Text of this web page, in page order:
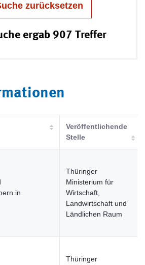
zurücksetzen
ergab 907 Treffer
Veröffentlichende
Stelle
in
Thüringer
Ministerium für
Wirtschaft,
Landwirtschaft und
Ländlichen Raum
Thüringer